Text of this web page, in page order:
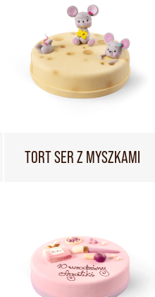
TORT SER Z MYSZKAMI